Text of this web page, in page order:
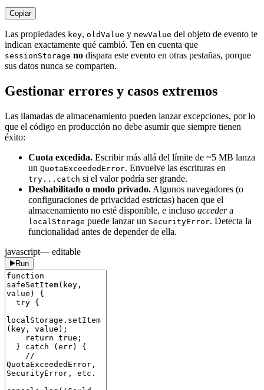
Copiar
Las propiedades key, oldValue y newValue del objeto de evento te
indican exactamente qué cambió. Ten en cuenta que
sessionStorage no dispara este evento en otras pestañas, porque
sus datos nunca se comparten.
Gestionar errores y casos extremos
Las llamadas de almacenamiento pueden lanzar excepciones, por lo
que el código en producción no debe asumir que siempre tienen
éxito:
Cuota excedida. Escribir más allá del límite de ~5 MB lanza
un QuotaExceededError. Envuelve las escrituras en
try...catch si el valor podría ser grande.
Deshabilitado o modo privado. Algunos navegadores (o
configuraciones de privacidad estrictas) hacen que el
almacenamiento no esté disponible, e incluso accedera
localStorage puede lanzar un SecurityError. Detecta la
funcionalidad antes de depender de ella.
javascript— editable
Run